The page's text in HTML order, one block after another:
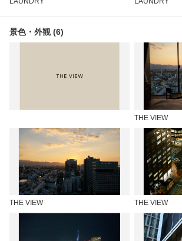
景色・外観 (6)
THE VIEW
THE VIEW THE VIEW